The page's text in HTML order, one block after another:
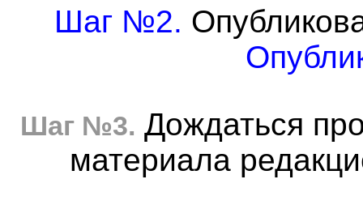
Шаг №2.
Шаг №3. Дождаться
материала